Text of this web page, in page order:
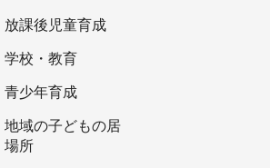
放課後児童育成
学校・教育
青少年育成
地域の子どもの居
場所